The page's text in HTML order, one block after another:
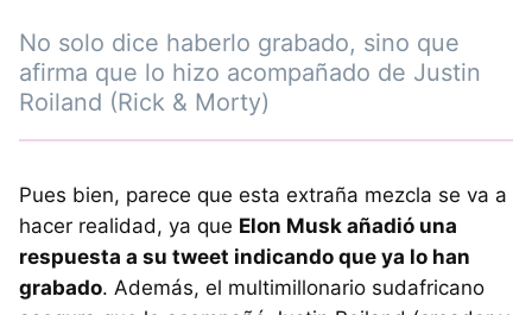
No solo dice haberlo grabado, sino que
afirma que lo hizo acompañado de Justin
Roiland (Rick & Morty)
Pues bien, parece que esta extraña mezcla se va a
hacer realidad, ya que Elon Musk añadió una
respuesta a su tweet indicando que ya lo han
grabado. Además, el multimillonario sudafricano